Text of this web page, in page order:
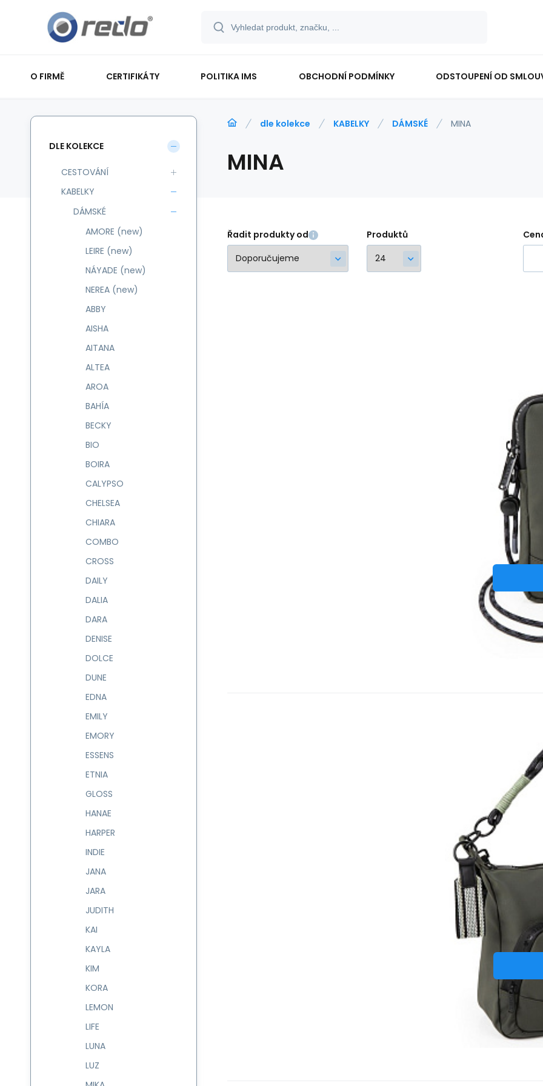
O FIRMĚ CERTIFIKÁTY POLITIKA IMS OBCHODNÍ PODMÍNKY ODSTOUPENÍ OD
dle kolekce KABELKY DÁMSKÉ MINA
MINA
Řadit produkty od Produktů
DLE KOLEKCE
CESTOVÁNÍ
KABELKY
DÁMSKÉ
AMORE (new)
LEIRE (new)
NÁYADE (new)
NEREA (new)
ABBY
AISHA
AITANA
ALTEA
AROA
BAHÍA
BECKY
BIO
BOIRA
CALYPSO
CHELSEA
CHIARA
COMBO
CROSS
DAILY
DALIA
DARA
DENISE
DOLCE
DUNE
EDNA
EMILY
EMORY
ESSENS
ETNIA
GLOSS
HANAE
HARPER
INDIE
JANA
JARA
JUDITH
KAI
KAYLA
KIM
KORA
LEMON
LIFE
LUNA
LUZ